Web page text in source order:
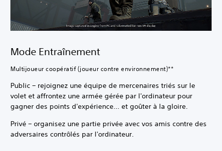
Mode Entraînement
Multijoueur coopératif (joueur contre environnement)**
Public – rejoignez une équipe de mercenaires triés sur le
volet et affrontez une armée gérée par l'ordinateur pour
gagner des points d'expérience... et goûter à la gloire.
Privé – organisez une partie privée avec vos amis contre des
adversaires contrôlés par l'ordinateur.